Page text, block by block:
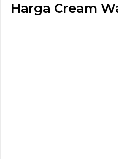
Harga Cream